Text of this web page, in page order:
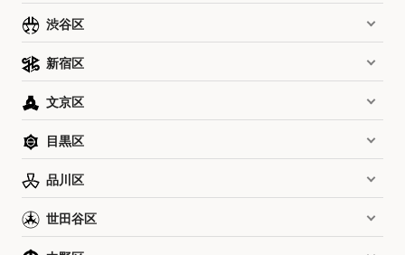
渋谷区
新宿区
文京区
目黒区
品川区
世田谷区